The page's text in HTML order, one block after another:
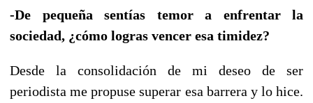
-De pequeña sentías temor a enfrentar la
sociedad, ¿cómo logras vencer esa timidez?
Desde la consolidación de mi deseo de ser
periodista me propuse superar esa barrera y lo hice.